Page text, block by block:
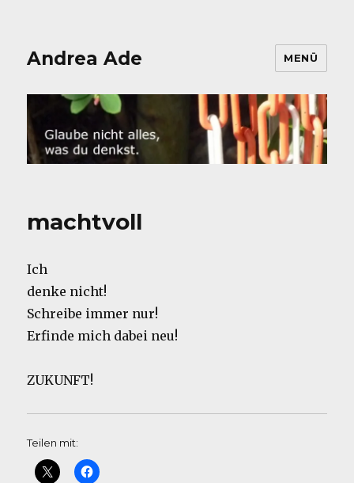
Andrea Ade MENÜ
machtvoll
Ich
denke nicht!
Schreibe immer nur!
Erfinde mich dabei neu!
ZUKUNFT!
Teilen mit: